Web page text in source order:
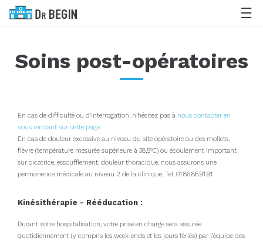
Soins post-opératoires
En cas de difficulté ou d’interrogation, n’hésitez pas à nous contacter en
vous rendant sur cette page.
En cas de douleur excessive au niveau du site opératoire ou des mollets,
fièvre (température mesurée supérieure à 38,5°C) ou écoulement important
sur cicatrice, essoufflement, douleur thoracique, nous assurons une
permanence médicale au niveau 2 de la clinique. Tel. 01.86.86.91.91
Kinésithérapie - Rééducation :
Durant votre hospitalisation, votre prise en charge sera assurée
quotidiennement (y compris les week-ends et les jours fériés) par l’équipe des